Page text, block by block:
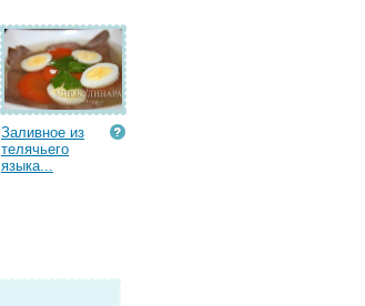
Заливное из
телячьего
языка...